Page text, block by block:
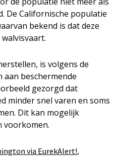
De Californische populatie
bekend is dat deze
is volgens de
aan beschermende
gezorgd dat
minder snel varen en soms
Dit kan mogelijk
voorkomen.
via EurekAlert!,